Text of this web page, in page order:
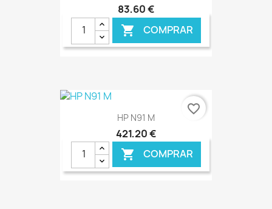
83,60 €
 COMPRAR
€ ONLINE
HP N91 M
421,20 €
 COMPRAR
favorite_border